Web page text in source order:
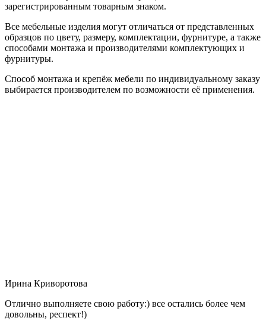
зарегистрированным товарным знаком.
Все мебельные изделия могут отличаться от представленных
образцов по цвету, размеру, комплектации, фурнитуре, а также
способами монтажа и производителями комплектующих и
фурнитуры.
Способ монтажа и крепёж мебели по индивидуальному заказу
выбирается производителем по возможности её применения.
Ирина Криворотова
Отлично выполняете свою работу:) все остались более чем
довольны, респект!)